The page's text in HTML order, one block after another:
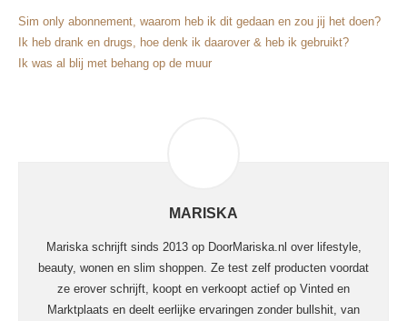
Sim only abonnement, waarom heb ik dit gedaan en zou jij het doen?
Ik heb drank en drugs, hoe denk ik daarover & heb ik gebruikt?
Ik was al blij met behang op de muur
MARISKA
Mariska schrijft sinds 2013 op DoorMariska.nl over lifestyle,
beauty, wonen en slim shoppen. Ze test zelf producten voordat
ze erover schrijft, koopt en verkoopt actief op Vinted en
Marktplaats en deelt eerlijke ervaringen zonder bullshit, van